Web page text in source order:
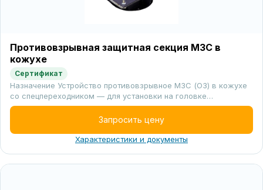
Противовзрывная защитная секция МЗС в
кожухе
Сертификат
Назначение Устройство противовзрывное МЗС (ОЗ) в кожухе
со спецпереходником — для установки на головке…
Запросить цену
Характеристики и документы